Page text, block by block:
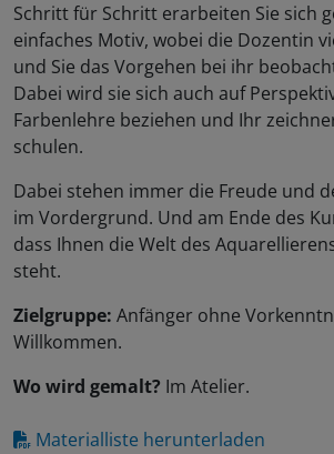
Schritt für Schritt erarbeiten Sie sich
einfaches Motiv, wobei die Dozentin
und Sie das Vorgehen bei ihr
Dabei wird sie sich auch auf
Farbenlehre beziehen und Ihr
schulen.
Dabei stehen immer die Freude und
im Vordergrund. Und am Ende des
dass Ihnen die Welt des
steht.
Zielgruppe: Anfänger ohne
Willkommen.
Wo wird gemalt? Im Atelier.
Materialliste herunterladen